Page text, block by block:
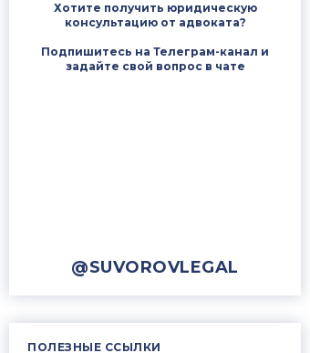
Хотите получить юридическую
консультацию от адвоката?
Подпишитесь на Телеграм-канал и
задайте свой вопрос в чате
@SUVOROVLEGAL
ПОЛЕЗНЫЕ ССЫЛКИ